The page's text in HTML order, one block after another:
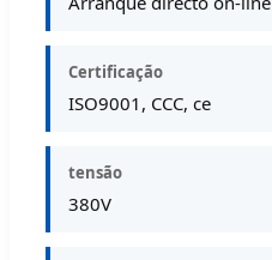
Certificação
ISO9001, CCC, ce
tensão
380V